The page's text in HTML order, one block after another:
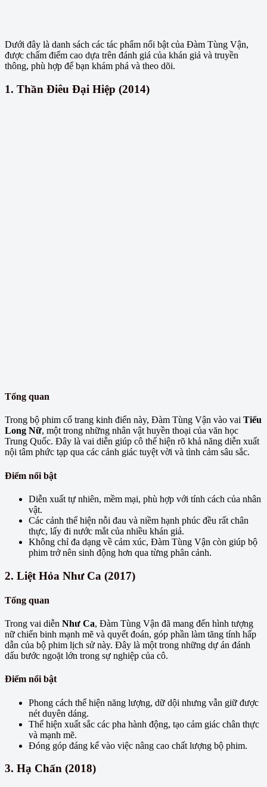
Dưới đây là danh sách các tác phẩm nổi bật của Đàm Tùng Vận,
được chấm điểm cao dựa trên đánh giá của khán giả và truyền
thông, phù hợp để bạn khám phá và theo dõi.
1. Thần Điêu Đại Hiệp (2014)
Tổng quan
Trong bộ phim cổ trang kinh điển này, Đàm Tùng Vận vào vai Tiểu
Long Nữ, một trong những nhân vật huyền thoại của văn học
Trung Quốc. Đây là vai diễn giúp cô thể hiện rõ khả năng diễn xuất
nội tâm phức tạp qua các cảnh giác tuyệt vời và tình cảm sâu sắc.
Điểm nổi bật
Diễn xuất tự nhiên, mềm mại, phù hợp với tính cách của nhân
vật.
Các cảnh thể hiện nỗi đau và niềm hạnh phúc đều rất chân
thực, lấy đi nước mắt của nhiều khán giả.
Không chỉ đa dạng về cảm xúc, Đàm Tùng Vận còn giúp bộ
phim trở nên sinh động hơn qua từng phân cảnh.
2. Liệt Hỏa Như Ca (2017)
Tổng quan
Trong vai diễn Như Ca, Đàm Tùng Vận đã mang đến hình tượng
nữ chiến binh mạnh mẽ và quyết đoán, góp phần làm tăng tính hấp
dẫn của bộ phim lịch sử này. Đây là một trong những dự án đánh
dấu bước ngoặt lớn trong sự nghiệp của cô.
Điểm nổi bật
Phong cách thể hiện năng lượng, dữ dội nhưng vẫn giữ được
nét duyên dáng.
Thể hiện xuất sắc các pha hành động, tạo cảm giác chân thực
và mạnh mẽ.
Đóng góp đáng kể vào việc nâng cao chất lượng bộ phim.
3. Hạ Chấn (2018)